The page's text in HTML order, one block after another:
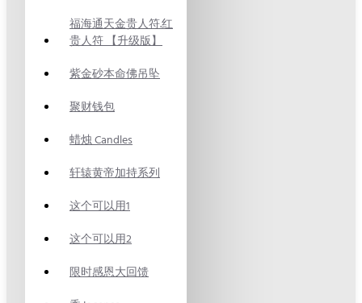
福海通天金贵人符.红
贵人符 【升级版】
紫金砂本命佛吊坠
聚财钱包
蜡烛 Candles
轩辕黄帝加持系列
这个可以用1
这个可以用2
限时感恩大回馈